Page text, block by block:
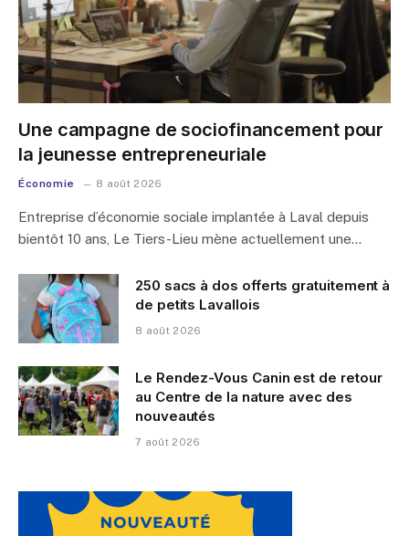
Une campagne de sociofinancement pour
la jeunesse entrepreneuriale
Économie 8 août 2026
Entreprise d’économie sociale implantée à Laval depuis
bientôt 10 ans, Le Tiers-Lieu mène actuellement une…
250 sacs à dos offerts gratuitement à
de petits Lavallois
8 août 2026
Le Rendez-Vous Canin est de retour
au Centre de la nature avec des
nouveautés
7 août 2026